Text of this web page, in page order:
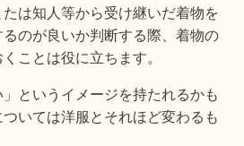
は知人等から受け継いだ着物を
のが良いか判断する際、着物の
ことは役に立ちます。
」というイメージを持たれるかも
いては洋服とそれほど変わるも